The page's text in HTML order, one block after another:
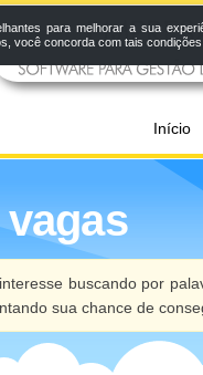
Início
buscando por
sua chance de
para melhorar a sua
você concorda com tais